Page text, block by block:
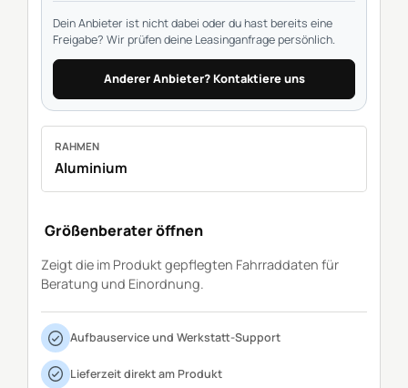
Dein Anbieter ist nicht dabei oder du hast bereits eine
Freigabe? Wir prüfen deine Leasinganfrage persönlich.
Anderer Anbieter? Kontaktiere uns
RAHMEN
Aluminium
Größenberater öffnen
Zeigt die im Produkt gepflegten Fahrraddaten für
Beratung und Einordnung.
Aufbauservice und Werkstatt-Support
Lieferzeit direkt am Produkt